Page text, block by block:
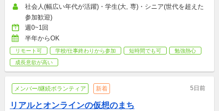
社会人(幅広い年代が活躍)・学生(大, 専)・シニア(世代を超えた
参加歓迎)
週0~1回
半年からOK
リモート可 学校/仕事終わりから参加 短時間でも可
勉強熱心
成長意欲が高い
メンバー/継続ボランティア 新着 5日前
リアルとオンラインの仮想のまち